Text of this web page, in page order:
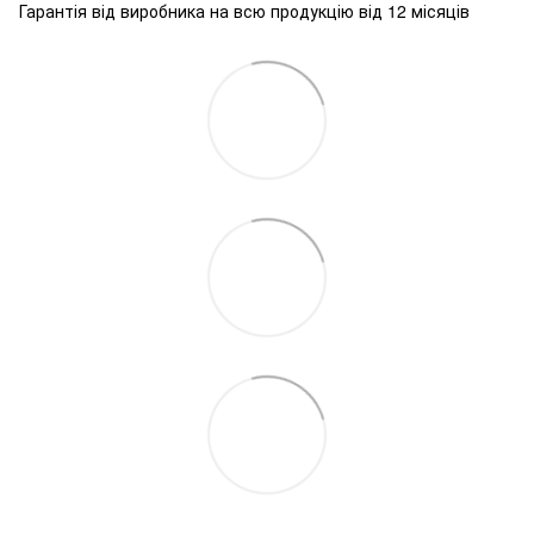
Гарантія від виробника на всю продукцію від 12 місяців